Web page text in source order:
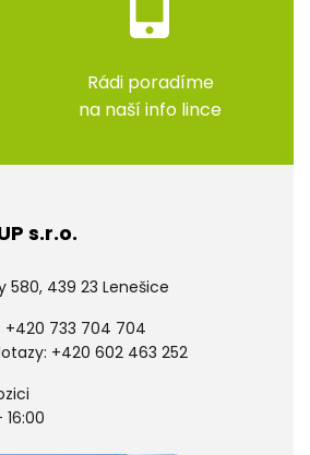
Rádi poradíme
na naší info lince
s.r.o.
580, 439 23 Lenešice
+420 733 704 704
+420 602 463 252